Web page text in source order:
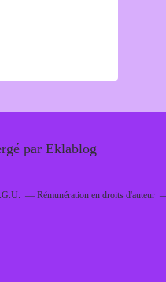
par Eklablog
Rémunération en droits d'auteur